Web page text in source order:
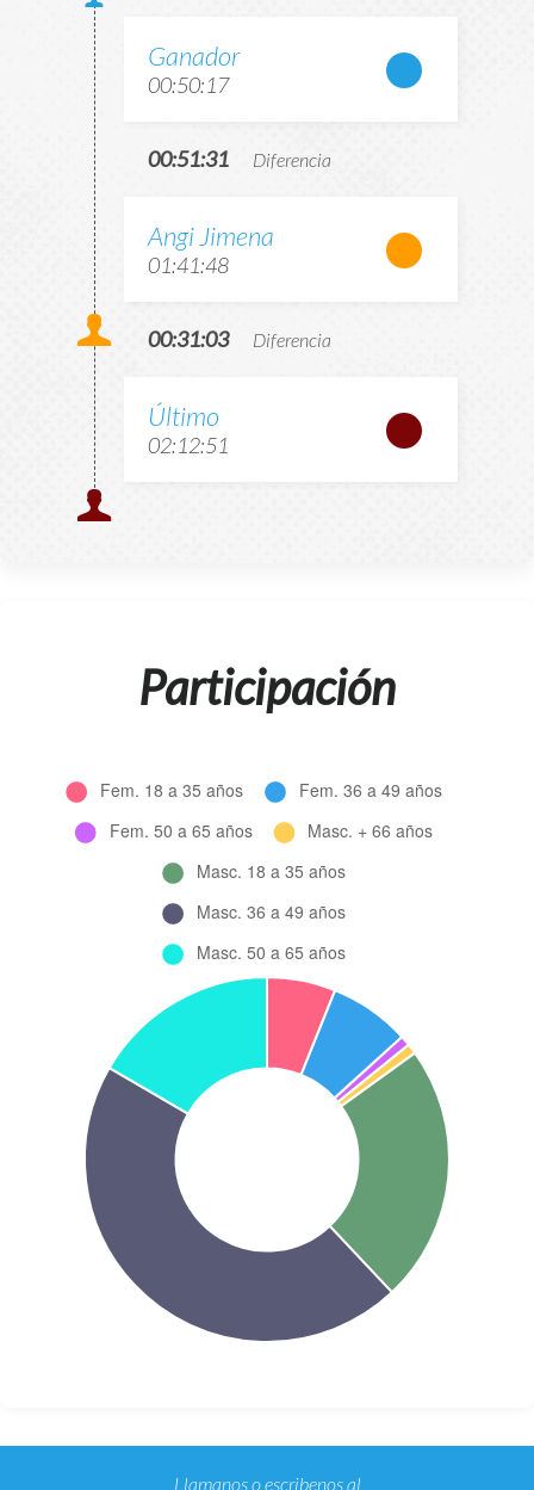
Ganador
00:50:17
00:51:31 Diferencia
Angi Jimena
01:41:48
00:31:03 Diferencia
Último
02:12:51
Participación
Llamanos o escribenos al